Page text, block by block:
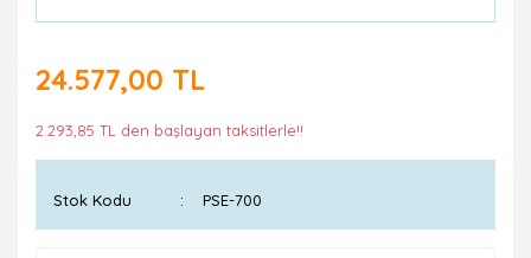
24.577,00 TL
2.293,85 TL den başlayan taksitlerle!!
Stok Kodu PSE-700